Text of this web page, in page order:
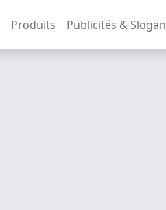
Produits Publicités &